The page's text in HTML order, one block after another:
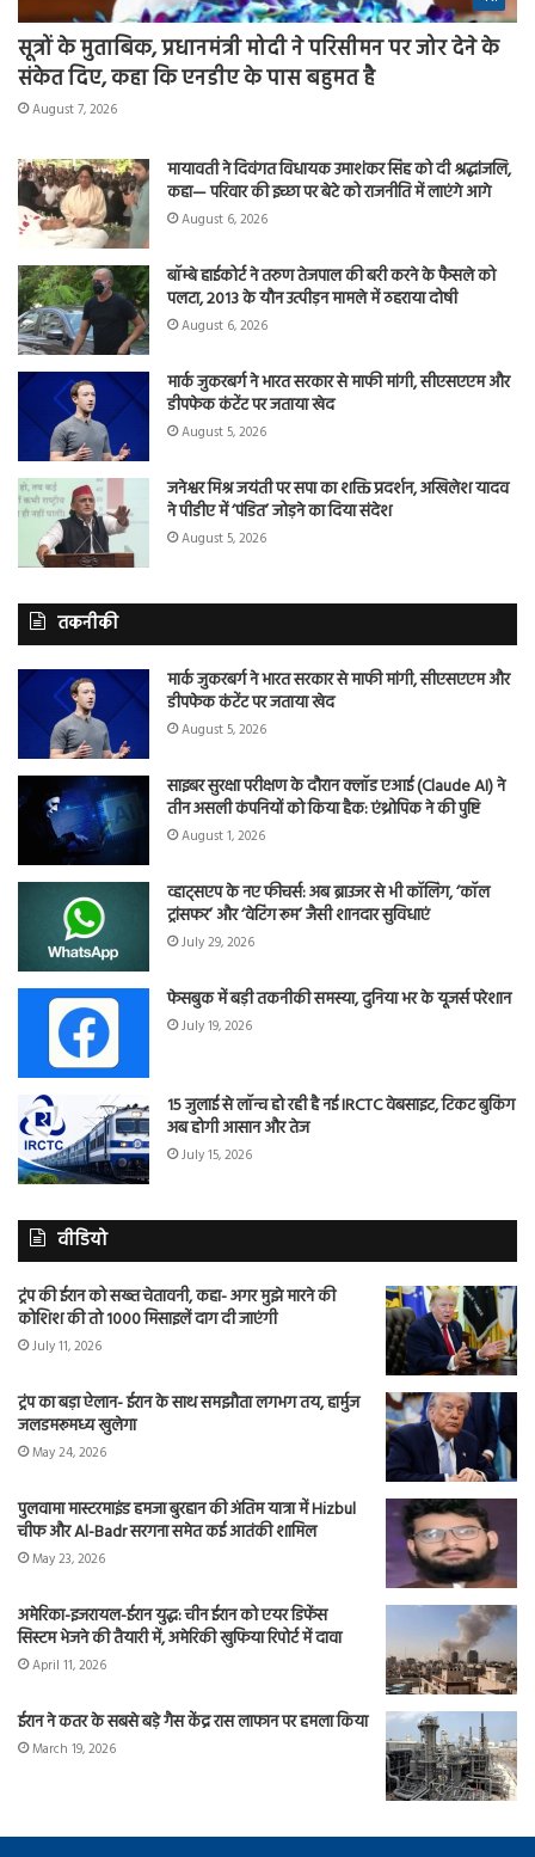
सूत्रों के मुताबिक, प्रधानमंत्री मोदी ने परिसीमन पर जोर देने के
संकेत दिए, कहा कि एनडीए के पास बहुमत है
August 7, 2026
मायावती ने दिवंगत विधायक उमाशंकर सिंह को दी श्रद्धांजलि,
कहा— परिवार की इच्छा पर बेटे को राजनीति में लाएंगे आगे
August 6, 2026
बॉम्बे हाईकोर्ट ने तरुण तेजपाल की बरी करने के फैसले को
पलटा, 2013 के यौन उत्पीड़न मामले में ठहराया दोषी
August 6, 2026
मार्क जुकरबर्ग ने भारत सरकार से माफी मांगी, सीएसएएम और
डीपफेक कंटेंट पर जताया खेद
August 5, 2026
जनेश्वर मिश्र जयंती पर सपा का शक्ति प्रदर्शन, अखिलेश यादव
ने पीडीए में ‘पंडित’ जोड़ने का दिया संदेश
August 5, 2026
तकनीकी
मार्क जुकरबर्ग ने भारत सरकार से माफी मांगी, सीएसएएम और
डीपफेक कंटेंट पर जताया खेद
August 5, 2026
साइबर सुरक्षा परीक्षण के दौरान क्लॉड एआई (Claude AI) ने
तीन असली कंपनियों को किया हैक: एंथ्रोपिक ने की पुष्टि
August 1, 2026
व्हाट्सएप के नए फीचर्स: अब ब्राउजर से भी कॉलिंग, ‘कॉल
ट्रांसफर’ और ‘वेटिंग रूम’ जैसी शानदार सुविधाएं
July 29, 2026
फेसबुक में बड़ी तकनीकी समस्या, दुनिया भर के यूजर्स परेशान
July 19, 2026
15 जुलाई से लॉन्च हो रही है नई IRCTC वेबसाइट, टिकट बुकिंग
अब होगी आसान और तेज
July 15, 2026
वीडियो
ट्रंप की ईरान को सख्त चेतावनी, कहा- अगर मुझे मारने की
कोशिश की तो 1000 मिसाइलें दाग दी जाएंगी
July 11, 2026
ट्रंप का बड़ा ऐलान- ईरान के साथ समझौता लगभग तय, हार्मुज
जलडमरूमध्य खुलेगा
May 24, 2026
पुलवामा मास्टरमाइंड हमजा बुरहान की अंतिम यात्रा में Hizbul
चीफ और Al-Badr सरगना समेत कई आतंकी शामिल
May 23, 2026
अमेरिका-इजरायल-ईरान युद्ध: चीन ईरान को एयर डिफेंस
सिस्टम भेजने की तैयारी में, अमेरिकी खुफिया रिपोर्ट में दावा
April 11, 2026
ईरान ने कतर के सबसे बड़े गैस केंद्र रास लाफान पर हमला किया
March 19, 2026